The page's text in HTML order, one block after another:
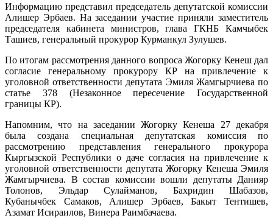
Информацию представил председатель депутатской комиссии
Алишер Эрбаев. На заседании участие приняли заместитель
председателя кабинета министров, глава ГКНБ Камчыбек
Ташиев, генеральный прокурор Курманкул Зулушев.
По итогам рассмотрения данного вопроса Жогорку Кенеш дал
согласие генеральному прокурору КР на привлечение к
уголовной ответственности депутата Эмиля Жамгырчиева по
статье 378 (Незаконное пересечение Государственной
границы КР).
Напомним, что на заседании Жогорку Кенеша 27 декабря
была создана специальная депутатская комиссия по
рассмотрению представления генерального прокурора
Кыргызской Республики о даче согласия на привлечение к
уголовной ответственности депутата Жогорку Кенеша Эмиля
Жамгырчиева. В состав комиссии вошли депутаты Данияр
Толонов, Эльдар Сулайманов, Бахридин Шабазов,
Кубанычбек Самаков, Алишер Эрбаев, Бакыт Тентишев,
Азамат Исираилов, Винера Раимбачаева.